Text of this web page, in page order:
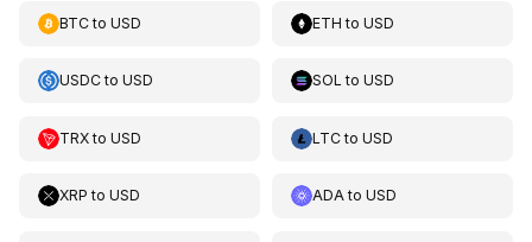
BTCto USD ETH toUSD
USDCto USD SOL toUSD
TRXto USD LTCtoUSD
XRP to USD ADAtoUSD